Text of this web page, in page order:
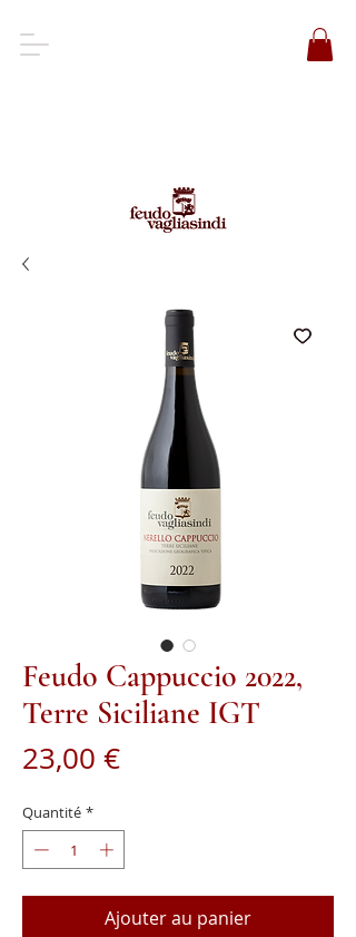
Feudo Cappuccio 2022,
Terre Siciliane IGT
23,00 €Prix
Quantité *
Ajouter au panier